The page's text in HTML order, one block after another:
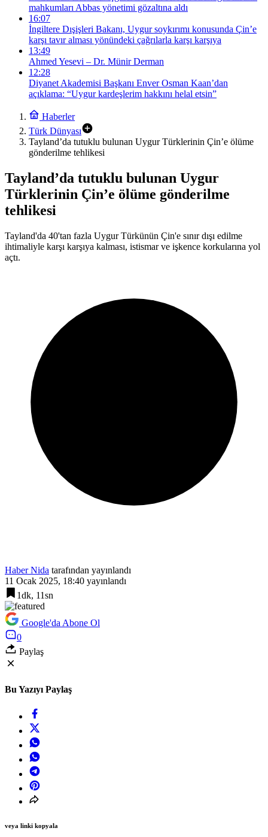
mahkumları Abbas yönetimi gözaltına aldı
16:07
İngiltere Dışişleri Bakanı, Uygur soykırımı konusunda Çin’e
karşı tavır alması yönündeki çağrılarla karşı karşıya
13:49
Ahmed Yesevi – Dr. Münir Derman
12:28
Diyanet Akademisi Başkanı Enver Osman Kaan’dan
açıklama: “Uygur kardeşlerim hakkını helal etsin”
Haberler
Türk Dünyası
Tayland’da tutuklu bulunan Uygur Türklerinin Çin’e ölüme
gönderilme tehlikesi
Tayland’da tutuklu bulunan Uygur
Türklerinin Çin’e ölüme gönderilme
tehlikesi
Tayland'da 40'tan fazla Uygur Türkünün Çin'e sınır dışı edilme
ihtimaliyle karşı karşıya kalması, istismar ve işkence korkularına yol
açtı.
Haber Nida tarafından yayınlandı
11 Ocak 2025, 18:40 yayınlandı
1dk, 11sn
Google'da Abone Ol
0
Paylaş
Bu Yazıyı Paylaş
veya linki kopyala